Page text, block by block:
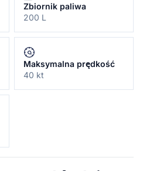
Zbiornik paliwa
200 L
Maksymalna prędkość
40 kt